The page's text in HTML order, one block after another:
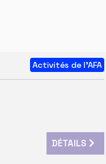
Activités de l'AFA
DÉTAILS